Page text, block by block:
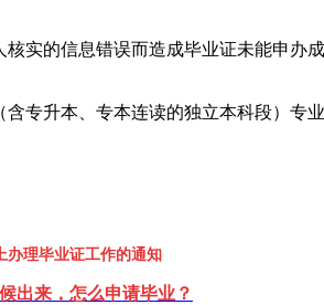
实的信息错误而造成毕业证未能申办
含专升本、专本连读的独立本科段）专
办理毕业证工作的通知
出来，怎么申请毕业？